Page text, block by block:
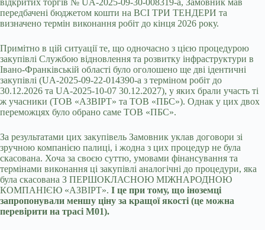
відкритих торгів № UA-2025-09-30-008319-a, Замовник мав
передбачені бюджетом кошти на ВСІ ТРИ ТЕНДЕРИ та
визначено термін виконання робіт до кінця 2026 року.
Примітно в цій ситуації те, що одночасно з цією процедурою
закупівлі Службою відновлення та розвитку інфраструктури в
Івано-Франківській області було оголошено ще дві ідентичні
закупівлі (UA-2025-09-22-014390-a з терміном робіт до
30.12.2026 та UA-2025-10-07 30.12.2027), у яких брали участь ті
ж учасники (ТОВ «АЗВІРТ» та ТОВ «ПБС»). Однак у цих двох
переможцях було обрано саме ТОВ «ПБС».
За результатами цих закупівель Замовник уклав договори зі
зручною компанією палиці, і жодна з цих процедур не була
скасована. Хоча за своєю суттю, умовами фінансування та
термінами виконання ці закупівлі аналогічні до процедури, яка
була скасована З ПЕРШОКЛАСНОЮ МІЖНАРОДНОЮ
КОМПАНІЄЮ «АЗВІРТ». І це при тому, що іноземці
запропонували меншу ціну за кращої якості (це можна
перевірити на трасі М01).